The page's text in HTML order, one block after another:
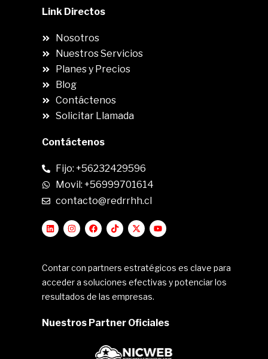
Link Directos
Nosotros
Nuestros Servicios
Planes y Precios
Blog
Contáctenos
Solicitar Llamada
Contáctenos
Fijo: +56232429596
Movil: +56999701614
contacto@redrrhh.cl
Contar con partners estratégicos es clave para
acceder a soluciones efectivas y potenciar los
resultados de las empresas.
Nuestros Partner Oficiales